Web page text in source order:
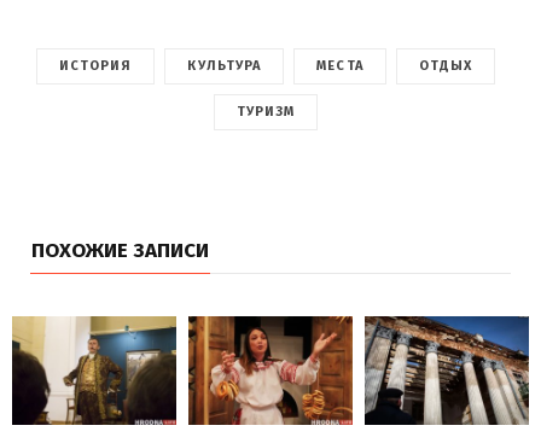
ИСТОРИЯ КУЛЬТУРА МЕСТА ОТДЫХ
ТУРИЗМ
ПОХОЖИЕ ЗАПИСИ